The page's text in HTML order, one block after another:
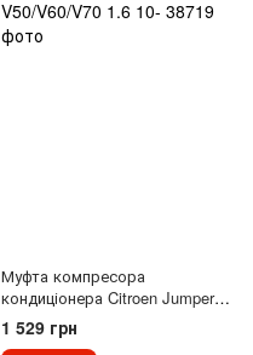
Муфта компресора
кондиціонера Citroen Jumper
2.2 HDi 06-/Volvo V50/V60/V70
1.6 10-
1 529 грн